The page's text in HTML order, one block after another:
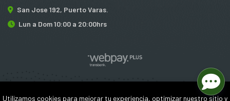
San Jose 192, Puerto Varas.
Lun a Dom 10:00 a 20:00hrs
Utilizamos cookies para mejorar tu experiencia, optimizar nuestro sitio y